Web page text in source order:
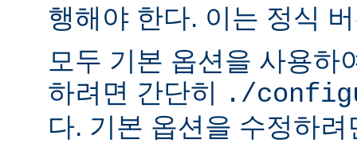
행해야 한다. 이는 정식
모두 기본 옵션을 사용하
하려면 간단히 ./
다. 기본 옵션을 수정하